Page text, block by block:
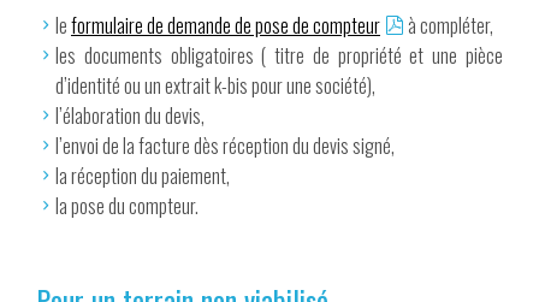
leformulaire de demande de pose de compteur
à compléter,
les documents obligatoires ( titre de propriété et une pièce
d’identité ou un extrait k-bis pour une société),
l’élaboration du devis,
l’envoi de la facture dès réception du devis signé,
la réception du paiement,
la pose du compteur.